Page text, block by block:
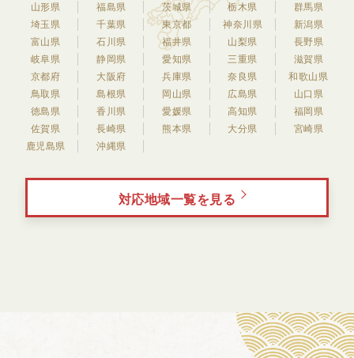
山形県
福島県 茨城県 栃木県
群馬県
埼玉県
千葉県 東京都 神奈川県
新潟県
富山県
石川県 福井県 山梨県
長野県
岐阜県
静岡県 愛知県 三重県
滋賀県
京都府
大阪府 兵庫県 奈良県
和歌山県
鳥取県
島根県 岡山県 広島県
山口県
徳島県
香川県 愛媛県 高知県
福岡県
佐賀県
長崎県 熊本県 大分県
宮崎県
鹿児島県
沖縄県
対応地域一覧を見る